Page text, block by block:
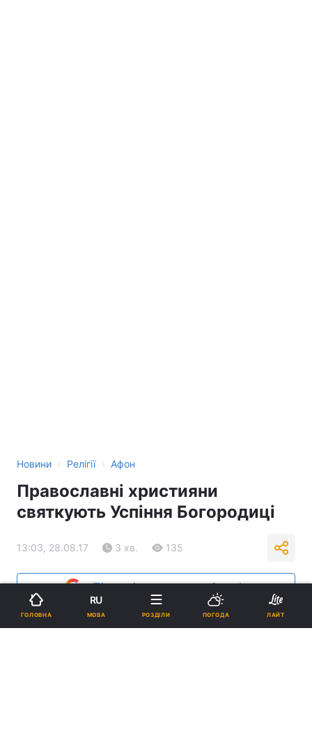
Новини › Релігії › Афон
Православні християни
святкують Успіння Богородиці
13:03, 28.08.17 3 хв. 135
Підпишіться на нас в Google
ГОЛОВНА
RU
МОВА РОЗДІЛИ ПОГОДА ЛАЙТ